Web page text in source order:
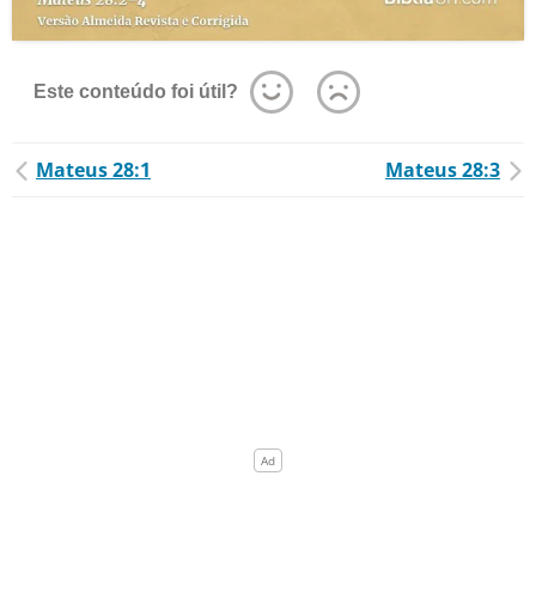
Este conteúdo foi útil?
Mateus 28:1 Mateus 28:3